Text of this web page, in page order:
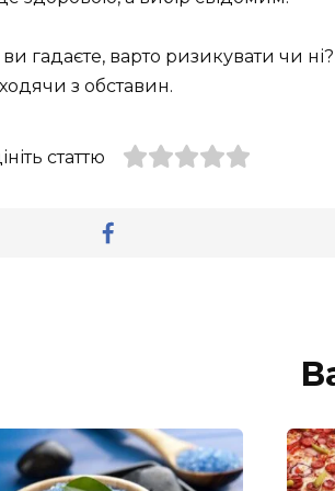
гадаєте, варто ризикувати чи
з обставин.
статтю